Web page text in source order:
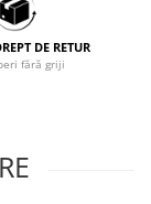
DE RETUR
fără griji